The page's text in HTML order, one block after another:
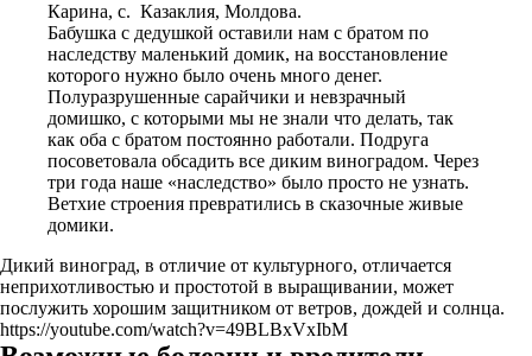
Карина, с. Казаклия, Молдова.
Бабушка с дедушкой оставили нам с братом по
наследству маленький домик, на восстановление
которого нужно было очень много денег.
Полуразрушенные сарайчики и невзрачный
домишко, с которыми мы не знали что делать, так
как оба с братом постоянно работали. Подруга
посоветовала обсадить все диким виноградом. Через
три года наше «наследство» было просто не узнать.
Ветхие строения превратились в сказочные живые
домики.
Дикий виноград, в отличие от культурного, отличается
неприхотливостью и простотой в выращивании, может
послужить хорошим защитником от ветров, дождей и солнца.
https://youtube.com/watch?v=49BLBxVxIbM